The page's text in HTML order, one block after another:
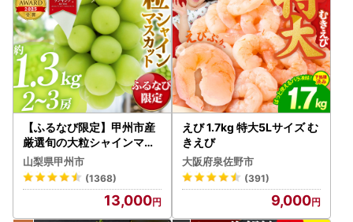
【ふるなび限定】甲州市産
厳選旬の大粒シャインマス
カット 約1.3kg 2～3房【2
026年発送】（MG）B12-
472 FN-Limited-VO シャ
インマスカット フルーツ
山梨県甲州市
(1368)
13,000
えび 1.7kg 特大5Lサイズ む
きえび
大阪府泉佐野市
(391)
9,000